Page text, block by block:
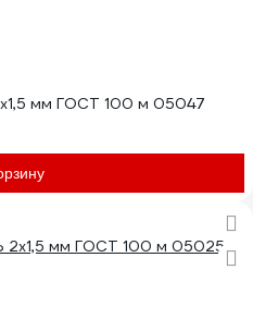
мм ГОСТ 100 м 05047